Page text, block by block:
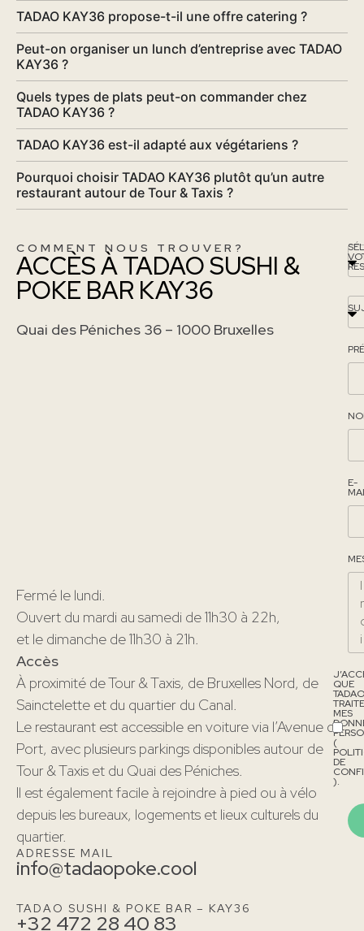
TADAO KAY36 propose-t-il une offre catering ?
Peut-on organiser un lunch d’entreprise avec TADAO
KAY36 ?
Quels types de plats peut-on commander chez
TADAO KAY36 ?
TADAO KAY36 est-il adapté aux végétariens ?
Pourquoi choisir TADAO KAY36 plutôt qu’un autre
restaurant autour de Tour & Taxis ?
COMMENT NOUS TROUVER?
ACCÈS À TADAO SUSHI &
POKE BAR KAY36
Quai des Péniches 36 – 1000 Bruxelles
Fermé le lundi.
Ouvert du mardi au samedi de 11h30 à 22h,
et le dimanche de 11h30 à 21h.
Accès
À proximité de Tour & Taxis, de Bruxelles Nord, de
Sainctelette et du quartier du Canal.
Le restaurant est accessible en voiture via l’Avenue du
Port, avec plusieurs parkings disponibles autour de
Tour & Taxis et du Quai des Péniches.
Il est également facile à rejoindre à pied ou à vélo
depuis les bureaux, logements et lieux culturels du
quartier.
ADRESSE MAIL
info@tadaopoke.cool
TADAO SUSHI & POKE BAR – KAY36
+32 472 28 40 83
E-
QUE
TADAO
TRAITE
MES
(
DE
).